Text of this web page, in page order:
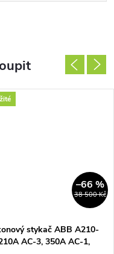
38 500 Kč
–66 %
stykač ABB A210-
AC-3, 350A AC-1,